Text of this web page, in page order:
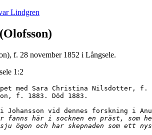
f. 28 november 1852 i Långsele.
1:2
med Sara Christina Nilsdotter, f.
f. 1883. Död 1883.
Johansson vid dennes forskning i
här i socknen en präst, som
ögon och har skepnaden som ett